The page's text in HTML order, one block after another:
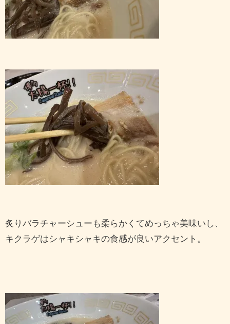
炙りバラチャーシューも柔らかくてめっちゃ美味いし、
キクラゲはシャキシャキの食感が良いアクセント。